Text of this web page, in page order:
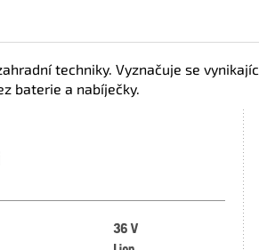
techniky. Vyznačuje se
baterie a nabíječky.